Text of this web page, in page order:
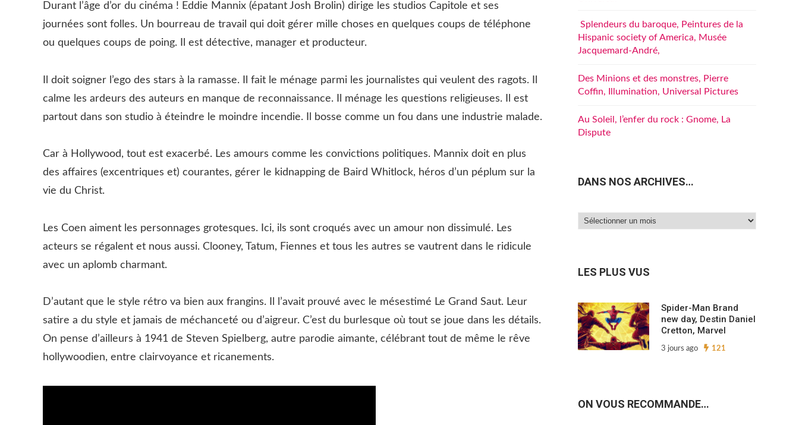
Durant l’âge d’or du cinéma ! Eddie Mannix (épatant Josh Brolin) dirige les studios Capitole et ses
journées sont folles. Un bourreau de travail qui doit gérer mille choses en quelques coups de téléphone
ou quelques coups de poing. Il est détective, manager et producteur.
Il doit soigner l’ego des stars à la ramasse. Il fait le ménage parmi les journalistes qui veulent des ragots. Il
calme les ardeurs des auteurs en manque de reconnaissance. Il ménage les questions religieuses. Il est
partout dans son studio à éteindre le moindre incendie. Il bosse comme un fou dans une industrie malade.
Car à Hollywood, tout est exacerbé. Les amours comme les convictions politiques. Mannix doit en plus
des affaires (excentriques et) courantes, gérer le kidnapping de Baird Whitlock, héros d’un péplum sur la
vie du Christ.
Les Coen aiment les personnages grotesques. Ici, ils sont croqués avec un amour non dissimulé. Les
acteurs se régalent et nous aussi. Clooney, Tatum, Fiennes et tous les autres se vautrent dans le ridicule
avec un aplomb charmant.
D’autant que le style rétro va bien aux frangins. Il l’avait prouvé avec le mésestimé Le Grand Saut. Leur
satire a du style et jamais de méchanceté ou d’aigreur. C’est du burlesque où tout se joue dans les détails.
On pense d’ailleurs à 1941 de Steven Spielberg, autre parodie aimante, célébrant tout de même le rêve
hollywoodien, entre clairvoyance et ricanements.
Splendeurs du baroque, Peintures de la
Hispanic society of America, Musée
Jacquemard-André,
Des Minions et des monstres, Pierre
Coffin, Illumination, Universal Pictures
Au Soleil, l’enfer du rock : Gnome, La
Dispute
DANS NOS ARCHIVES…
Dans
LES PLUS VUS
Spider-Man Brand
new day, Destin Daniel
Cretton, Marvel
3 jours ago 121
ON VOUS RECOMMANDE…